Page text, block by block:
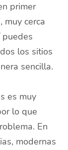
primer
muy cerca
puedes
los sitios
sencilla.
es muy
lo que
En
modernas